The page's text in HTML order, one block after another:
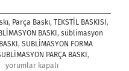
, Parça Baskı, TEKSTİL BASKISI ,
BASKI , süblimasyon
, SUBLİMASYON FORMA
PARÇA BASKI ,
Sublimasyon
yorumlar kapalı